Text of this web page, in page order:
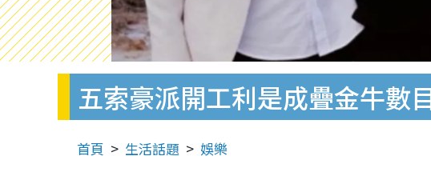
五索豪派開工利是成疊金牛數
首頁 生活話題 娛樂